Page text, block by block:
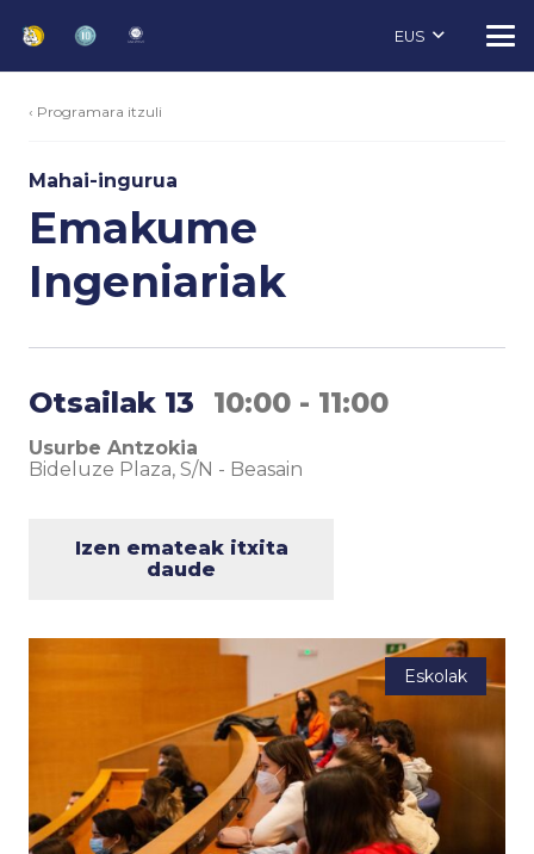
EUS
‹ Programara itzuli
Mahai-ingurua
Emakume
Ingeniariak
Otsailak 13 10:00 - 11:00
Usurbe Antzokia
Bideluze Plaza, S/N - Beasain
Izen emateak itxita
daude
Eskolak